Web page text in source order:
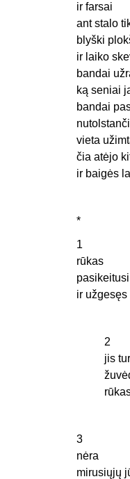
ir farsai
ant stalo
blyški
ir laiko
bandai
ką seniai
bandai
vieta
čia atėjo
ir baigės
*
1
rūkas
ir
2
jis
3
nėra
mirusiųjų